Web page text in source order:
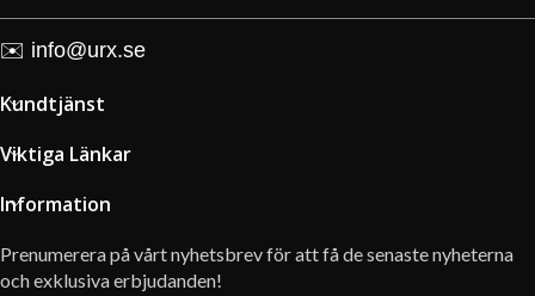
✉️ info@urx.se
Kundtjänst
Viktiga Länkar
Information
Prenumerera på vårt nyhetsbrev för att få de senaste nyheterna
och exklusiva erbjudanden!